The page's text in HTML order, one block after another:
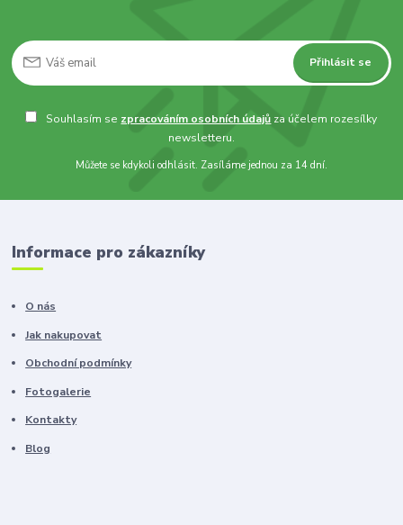
Přihlásit se
Souhlasím se zpracováním osobních údajů za účelem rozesílky
newsletteru.
Můžete se kdykoli odhlásit. Zasíláme jednou za 14 dní.
Informace pro zákazníky
O nás
Jak nakupovat
Obchodní podmínky
Fotogalerie
Kontakty
Blog